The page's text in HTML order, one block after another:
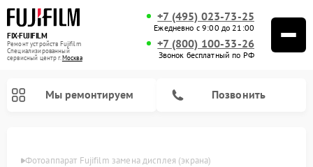
FIX-FUJIFILM
Ремонт устройств Fujifilm
Специализированный
cервисный центр г.Москва
+7 (495) 023-73-25
Ежедневно с 9:00 до 21:00
+7 (800) 100-33-26
Звонок бесплатный по РФ
Мы ремонтируем Позвонить
Фотоаппарат Fujifilm замена дисплея (экрана)